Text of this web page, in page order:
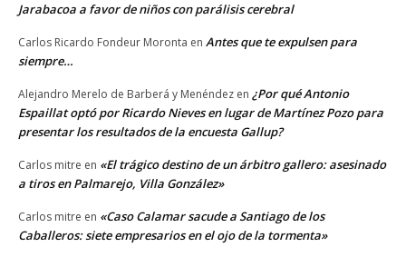
Jarabacoa a favor de niños con parálisis cerebral
Carlos Ricardo Fondeur Moronta en Antes que te expulsen para
siempre…
Alejandro Merelo de Barberá y Menéndez en ¿Por qué Antonio
Espaillat optó por Ricardo Nieves en lugar de Martínez Pozo para
presentar los resultados de la encuesta Gallup?
Carlos mitre en «El trágico destino de un árbitro gallero: asesinado
a tiros en Palmarejo, Villa González»
Carlos mitre en «Caso Calamar sacude a Santiago de los
Caballeros: siete empresarios en el ojo de la tormenta»